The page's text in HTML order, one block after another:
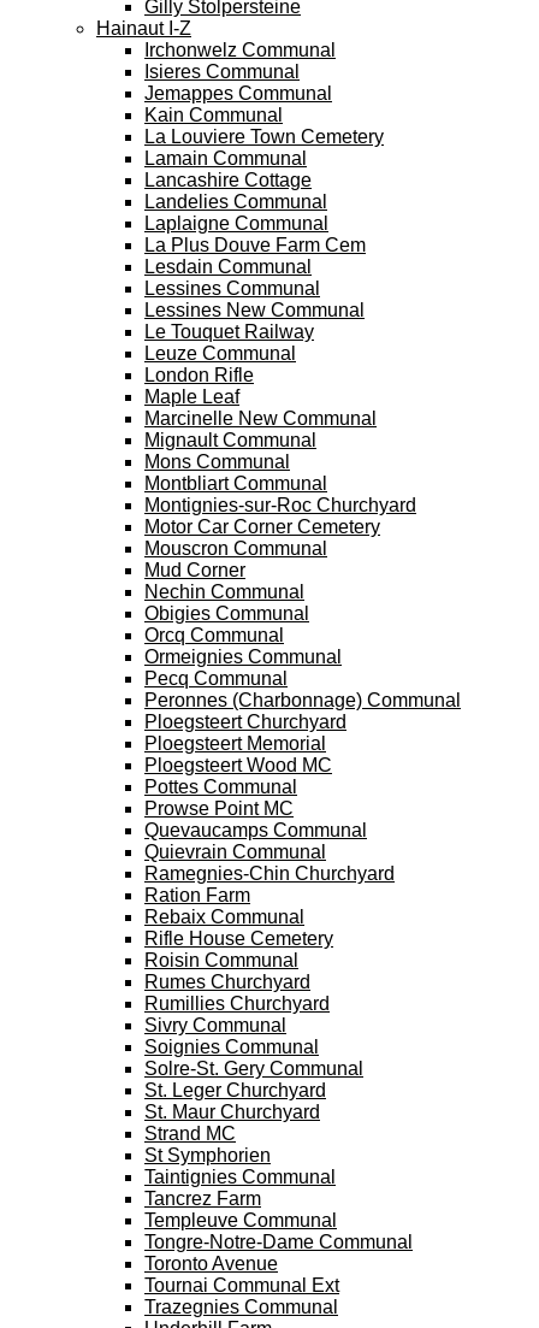
Gilly Stolpersteine
Hainaut I-Z
Irchonwelz Communal
Isieres Communal
Jemappes Communal
Kain Communal
La Louviere Town Cemetery
Lamain Communal
Lancashire Cottage
Landelies Communal
Laplaigne Communal
La Plus Douve Farm Cem
Lesdain Communal
Lessines Communal
Lessines New Communal
Le Touquet Railway
Leuze Communal
London Rifle
Maple Leaf
Marcinelle New Communal
Mignault Communal
Mons Communal
Montbliart Communal
Montignies-sur-Roc Churchyard
Motor Car Corner Cemetery
Mouscron Communal
Mud Corner
Nechin Communal
Obigies Communal
Orcq Communal
Ormeignies Communal
Pecq Communal
Peronnes (Charbonnage) Communal
Ploegsteert Churchyard
Ploegsteert Memorial
Ploegsteert Wood MC
Pottes Communal
Prowse Point MC
Quevaucamps Communal
Quievrain Communal
Ramegnies-Chin Churchyard
Ration Farm
Rebaix Communal
Rifle House Cemetery
Roisin Communal
Rumes Churchyard
Rumillies Churchyard
Sivry Communal
Soignies Communal
Solre-St. Gery Communal
St. Leger Churchyard
St. Maur Churchyard
Strand MC
St Symphorien
Taintignies Communal
Tancrez Farm
Templeuve Communal
Tongre-Notre-Dame Communal
Toronto Avenue
Tournai Communal Ext
Trazegnies Communal